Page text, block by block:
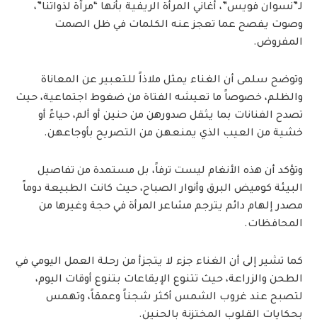
لـ”نسوان فويس”، أغاني المرأة الريفية بأنها “مرآة لذواتنا”،
وصوت يفصح عما تعجز عنه الكلمات في ظل الصمت
المفروض.
وتوضح سلمى أن الغناء يمثل ملاذاً للتعبير عن المعاناة
والظلم، خصوصاً ما تعيشه الفتاة من ضغوط اجتماعية، حيث
تصدح الفنانات بما يثقل صدورهن من حنين أو ألم، حياءً أو
خشية من العيب الذي يمنعهن من التصريح بأوجاعهن.
وتؤكد أن هذه الأنغام ليست ترفاً، بل مستمدة من تفاصيل
البيئة كوميض البرق وأنوار الصباح، حيث كانت الطبيعة دوماً
مصدر إلهام دائم يترجم مشاعر المرأة في حجة وغيرها من
المحافظات.
كما تشير إلى أن الغناء جزء لا يتجزأ من رحلة العمل اليومي في
الطحن والزراعة، حيث تتنوع الإيقاعات بتنوع أوقات اليوم،
لتصبح عند غروب الشمس أكثر شجناً وعمقاً، وتهمس
بحكايات القلوب المختزنة بالحنين.